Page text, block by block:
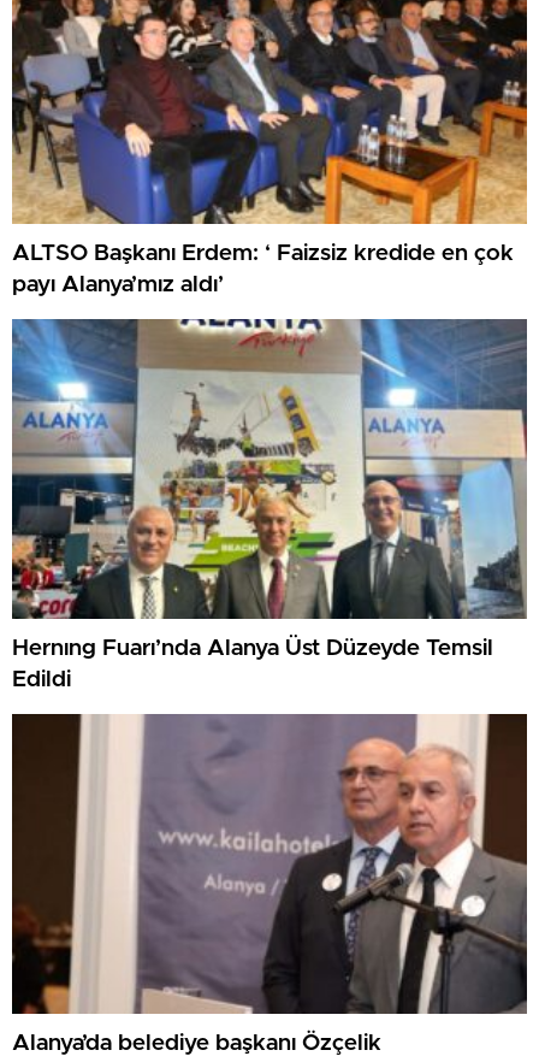
ALTSO Başkanı Erdem: ‘ Faizsiz kredide en çok
payı Alanya’mız aldı’
Hernıng Fuarı’nda Alanya Üst Düzeyde Temsil
Edildi
Alanya’da belediye başkanı Özçelik